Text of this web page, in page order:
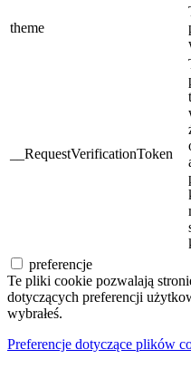
theme
__RequestVerificationToken
preferencje
Te pliki cookie pozwalają
dotyczących preferencji
wybrałeś.
Preferencje dotyczące plików